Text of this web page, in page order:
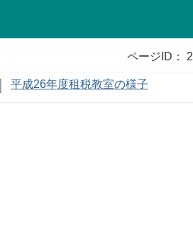
ページID：
平成26年度租税教室の様子